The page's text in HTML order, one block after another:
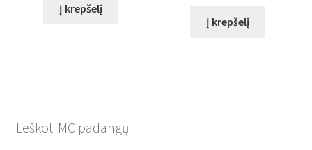
Į krepšelį
Į krepšelį
Leškoti MC padangų